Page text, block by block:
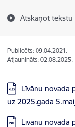
Atskaņot tekstu
Publicēts: 09.04.2021.
Atjaunināts: 02.08.2025.
Lejupielādēt:
Līvānu novada
uz 2025.gada
Lejupielādēt:
Līvānu novada